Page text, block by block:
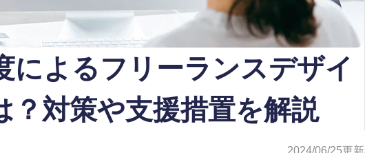
によるフリーランスデザイ
？対策や支援措置を解説
2024/06/25更新